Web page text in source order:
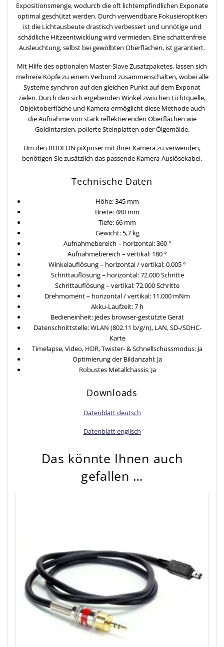
Expositionsmenge, wodurch die oft lichtempfindlichen Exponate
optimal geschützt werden. Durch verwendbare Fokusieroptiken
ist die Lichtausbeute drastisch verbessert und unnötige und
schädliche Hitzeentwicklung wird vermieden. Eine schattenfreie
Ausleuchtung, selbst bei gewölbten Oberflächen, ist garantiert.
Mit Hilfe des optionalen Master-Slave Zusatzpaketes, lassen sich
mehrere Köpfe zu einem Verbund zusammenschalten, wobei alle
Systeme synchron auf den gleichen Punkt auf dem Exponat
zielen. Durch den sich ergebenden Winkel zwischen Lichtquelle,
Objektoberfläche und Kamera ermöglicht diese Methode auch
die Aufnahme von stark reflektierenden Oberflächen wie
Goldintarsien, polierte Steinplatten oder Ölgemälde.
Um den RODEON piXposer mit Ihrer Kamera zu verwenden,
benötigen Sie zusätzlich das passende Kamera-Auslösekabel.
Technische Daten
Höhe: 345 mm
Breite: 480 mm
Tiefe: 66 mm
Gewicht: 5,7 kg
Aufnahmebereich – horizontal: 360 °
Aufnahmebereich – vertikal: 180 °
Winkelauflösung – horizontal / vertikal: 0,005 °
Schrittauflösung – horizontal: 72.000 Schritte
Schrittauflösung – vertikal: 72.000 Schritte
Drehmoment – horizontal / vertikal: 11.000 mNm
Akku-Laufzeit: 7 h
Bedieneinheit: jedes browser-gestützte Gerät
Datenschnittstelle: WLAN (802.11 b/g/n), LAN, SD-/SDHC-
Karte
Timelapse, Video, HDR, Twister- & Schnellschussmodus: Ja
Optimierung der Bildanzahl: Ja
Robustes Metallchassis: Ja
Downloads
Datenblatt deutsch
Datenblatt englisch
Das könnte Ihnen auch
gefallen …